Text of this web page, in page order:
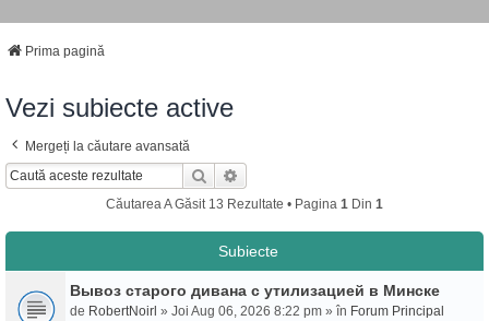
Prima pagină
Vezi subiecte active
Mergeți la căutare avansată
Căutare
Căutarea A Găsit 13 Rezultate • Pagina 1 Din 1
Subiecte
Вывоз старого дивана с утилизацией в Минске
de RobertNoirl » Joi Aug 06, 2026 8:22 pm » în Forum Principal